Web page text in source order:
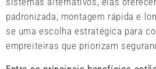
padronizada, montagem rápida e
se uma escolha estratégica para
empreiteiras que priorizam